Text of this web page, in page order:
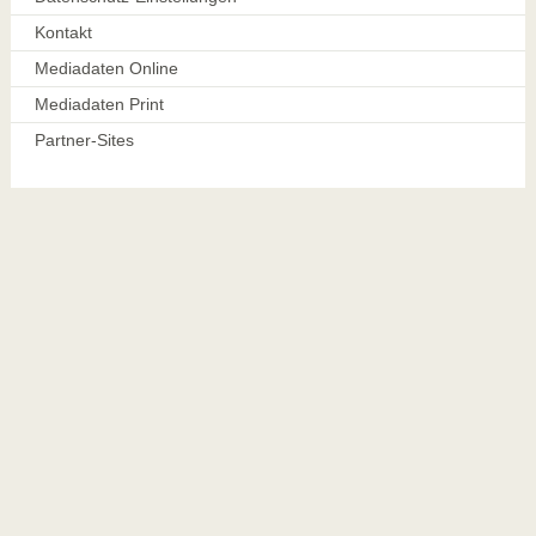
Kontakt
Mediadaten Online
Mediadaten Print
Partner-Sites